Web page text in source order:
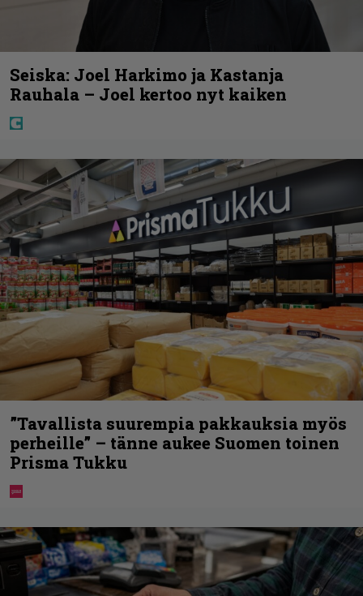
Seiska: Joel Harkimo ja Kastanja
Rauhala – Joel kertoo nyt kaiken
”Tavallista suurempia pakkauksia myös
perheille” – tänne aukee Suomen toinen
Prisma Tukku